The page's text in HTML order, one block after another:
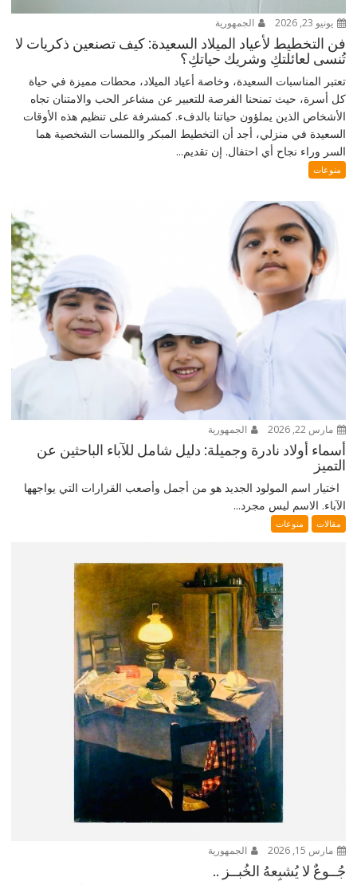
يونيو 23, 2026 الجمهورية
فن التخطيط لأعياد الميلاد السعيدة: كيف تصنعين ذكريات لا
تُنسى لعائلتكِ وشريك حياتكِ؟
تعتبر المناسبات السعيدة، وخاصة أعياد الميلاد، محطات مميزة في حياة
كل أسرة، حيث تمنحنا الفرصة للتعبير عن مشاعر الحب والامتنان تجاه
الأشخاص الذين يملؤون حياتنا بالدفء. كمشرفة على تنظيم هذه الأوقات
السعيدة في منزلي، أجد أن التخطيط المبكر واللمسات الشخصية هما
السر وراء نجاح أي احتفال. إن تقديم...
منوعات
مارس 22, 2026 الجمهورية
أسماء أولاد نادرة وجميلة: دليل شامل للآباء الباحثين عن
التميز
اختيار اسم المولود الجديد هو من أجمل وأصعب القرارات التي يواجهها
الآباء. الاسم ليس مجرد...
مقالات منوعات
مارس 15, 2026 الجمهورية
جُــوعٌ لا يُشبِعهُ الخُبــز ..